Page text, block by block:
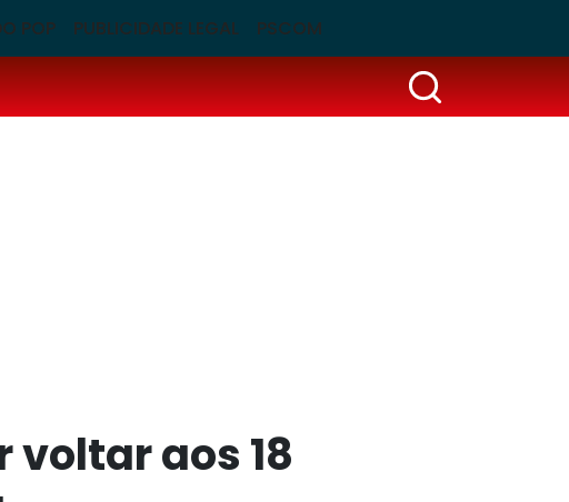
POP PUBLICIDADE LEGAL PSCOM
aos 18